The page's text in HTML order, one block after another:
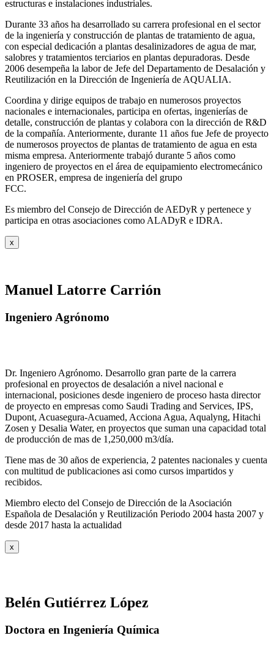
estructuras e instalaciones industriales.
Durante 33 años ha desarrollado su carrera profesional en el sector
de la ingeniería y construcción de plantas de tratamiento de agua,
con especial dedicación a plantas desalinizadores de agua de mar,
salobres y tratamientos terciarios en plantas depuradoras. Desde
2006 desempeña la labor de Jefe del Departamento de Desalación y
Reutilización en la Dirección de Ingeniería de AQUALIA.
Coordina y dirige equipos de trabajo en numerosos proyectos
nacionales e internacionales, participa en ofertas, ingenierías de
detalle, construcción de plantas y colabora con la dirección de R&D
de la compañía. Anteriormente, durante 11 años fue Jefe de proyecto
de numerosos proyectos de plantas de tratamiento de agua en esta
misma empresa. Anteriormente trabajó durante 5 años como
ingeniero de proyectos en el área de equipamiento electromecánico
en PROSER, empresa de ingeniería del grupo
FCC.
Es miembro del Consejo de Dirección de AEDyR y pertenece y
participa en otras asociaciones como ALADyR e IDRA.
x
Manuel Latorre Carrión
Ingeniero Agrónomo
Dr. Ingeniero Agrónomo. Desarrollo gran parte de la carrera
profesional en proyectos de desalación a nivel nacional e
internacional, posiciones desde ingeniero de proceso hasta director
de proyecto en empresas como Saudi Trading and Services, IPS,
Dupont, Acuasegura-Acuamed, Acciona Agua, Aqualyng, Hitachi
Zosen y Desalia Water, en proyectos que suman una capacidad total
de producción de mas de 1,250,000 m3/día.
Tiene mas de 30 años de experiencia, 2 patentes nacionales y cuenta
con multitud de publicaciones asi como cursos impartidos y
recibidos.
Miembro electo del Consejo de Dirección de la Asociación
Española de Desalación y Reutilización Periodo 2004 hasta 2007 y
desde 2017 hasta la actualidad
x
Belén Gutiérrez López
Doctora en Ingeniería Química